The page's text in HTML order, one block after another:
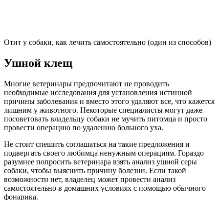
Отит у собаки, как лечить самостоятельно (один из способов)
Ушной клещ
Многие ветеринары предпочитают не проводить
необходимые исследования для установления истинной
причины заболевания и вместо этого удаляют все, что кажется
лишним у животного. Некоторые специалисты могут даже
посоветовать владельцу собаки не мучить питомца и просто
провести операцию по удалению больного уха.
Не стоит спешить соглашаться на такие предложения и
подвергать своего любимца ненужным операциям. Гораздо
разумнее попросить ветеринара взять анализ ушной серы
собаки, чтобы выяснить причину болезни. Если такой
возможности нет, владелец может провести анализ
самостоятельно в домашних условиях с помощью обычного
фонарика.